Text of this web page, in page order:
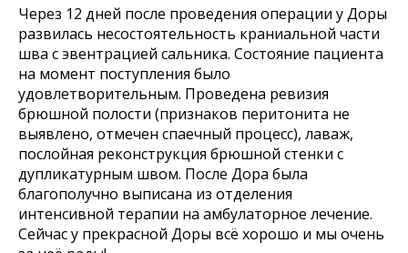
Через 12 дней после проведения операции у Доры
развилась несостоятельность краниальной части
шва с эвентрацией сальника. Состояние пациента
на момент поступления было
удовлетворительным. Проведена ревизия
брюшной полости (признаков перитонита не
выявлено, отмечен спаечный процесс), лаваж,
послойная реконструкция брюшной стенки с
дупликатурным швом. После Дора была
благополучно выписана из отделения
интенсивной терапии на амбулаторное лечение.
Сейчас у прекрасной Доры всё хорошо и мы очень